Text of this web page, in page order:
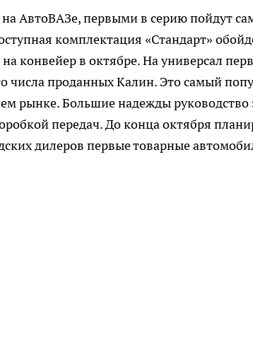
АвтоВАЗе, первыми в серию пойдут
комплектация «Стандарт»
конвейер в октябре. На универсал
числа проданных Калин. Это самый
рынке. Большие надежды руководство
передач. До конца октября
дилеров первые товарные